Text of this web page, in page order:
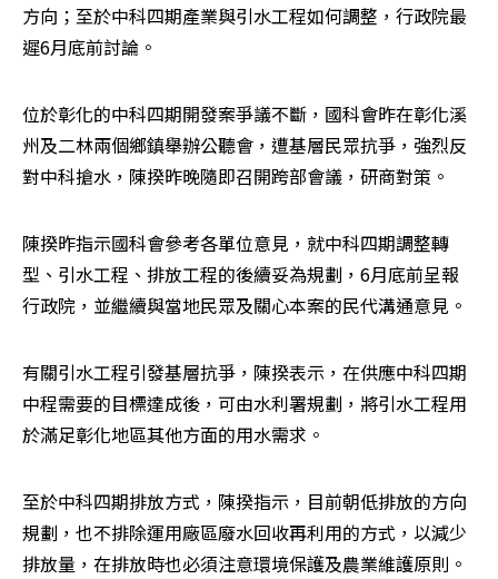
方向；至於中科四期產業與引水工程如何調整，行政院最
遲6月底前討論。
位於彰化的中科四期開發案爭議不斷，國科會昨在彰化溪
州及二林兩個鄉鎮舉辦公聽會，遭基層民眾抗爭，強烈反
對中科搶水，陳揆昨晚隨即召開跨部會議，研商對策。
陳揆昨指示國科會參考各單位意見，就中科四期調整轉
型、引水工程、排放工程的後續妥為規劃，6月底前呈報
行政院，並繼續與當地民眾及關心本案的民代溝通意見。
有關引水工程引發基層抗爭，陳揆表示，在供應中科四期
中程需要的目標達成後，可由水利署規劃，將引水工程用
於滿足彰化地區其他方面的用水需求。
至於中科四期排放方式，陳揆指示，目前朝低排放的方向
規劃，也不排除運用廠區廢水回收再利用的方式，以減少
排放量，在排放時也必須注意環境保護及農業維護原則。